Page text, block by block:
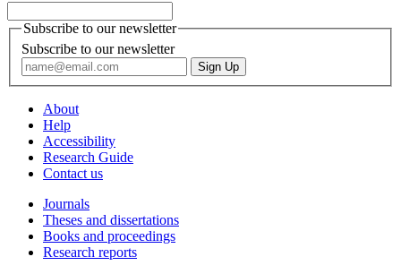
Subscribe to our newsletter
Subscribe to our newsletter
About
Help
Accessibility
Research Guide
Contact us
Journals
Theses and dissertations
Books and proceedings
Research reports